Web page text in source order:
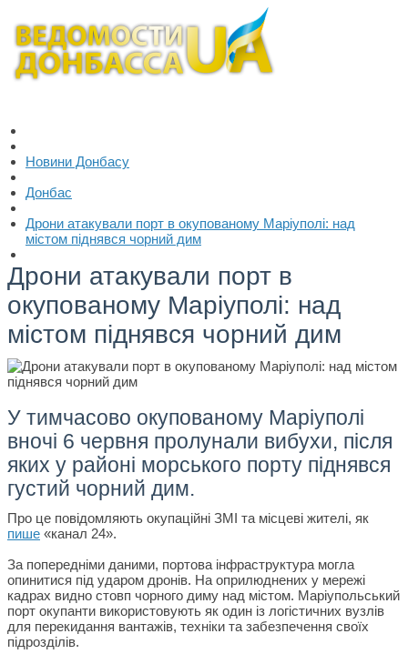
Новини Донбасу
Донбас
Дрони атакували порт в окупованому Маріуполі: над
містом піднявся чорний дим
Дрони атакували порт в
окупованому Маріуполі: над
містом піднявся чорний дим
У тимчасово окупованому Маріуполі
вночі 6 червня пролунали вибухи, після
яких у районі морського порту піднявся
густий чорний дим.
Про це повідомляють окупаційні ЗМІ та місцеві жителі, як
пише «канал 24».
За попередніми даними, портова інфраструктура могла
опинитися під ударом дронів. На оприлюднених у мережі
кадрах видно стовп чорного диму над містом. Маріупольський
порт окупанти використовують як один із логістичних вузлів
для перекидання вантажів, техніки та забезпечення своїх
підрозділів.